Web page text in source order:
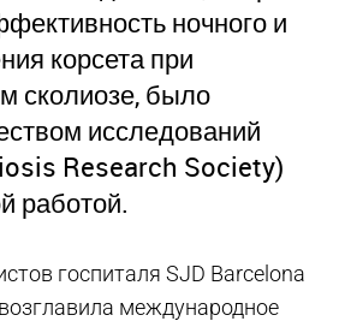
ночного и
корсета при
сколиозе, было
исследований
Research Society)
работой.
госпиталя SJD Barcelona
международное